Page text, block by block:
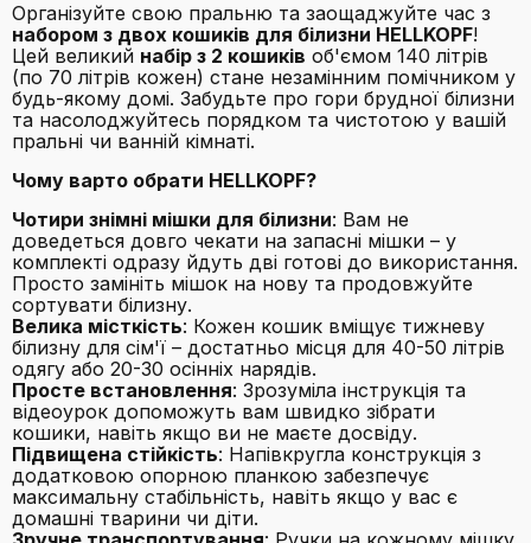
Організуйте свою пральню та заощаджуйте час з
набором з двох кошиків для білизни HELLKOPF!
Цей великий набір з 2 кошиків об'ємом 140 літрів
(по 70 літрів кожен) стане незамінним помічником у
будь-якому домі. Забудьте про гори брудної білизни
та насолоджуйтесь порядком та чистотою у вашій
пральні чи ванній кімнаті.
Чому варто обрати HELLKOPF?
Чотири знімні мішки для білизни: Вам не
доведеться довго чекати на запасні мішки – у
комплекті одразу йдуть дві готові до використання.
Просто замініть мішок на нову та продовжуйте
сортувати білизну.
Велика місткість: Кожен кошик вміщує тижневу
білизну для сім'ї – достатньо місця для 40-50 літрів
одягу або 20-30 осінніх нарядів.
Просте встановлення: Зрозуміла інструкція та
відеоурок допоможуть вам швидко зібрати
кошики, навіть якщо ви не маєте досвіду.
Підвищена стійкість: Напівкругла конструкція з
додатковою опорною планкою забезпечує
максимальну стабільність, навіть якщо у вас є
домашні тварини чи діти.